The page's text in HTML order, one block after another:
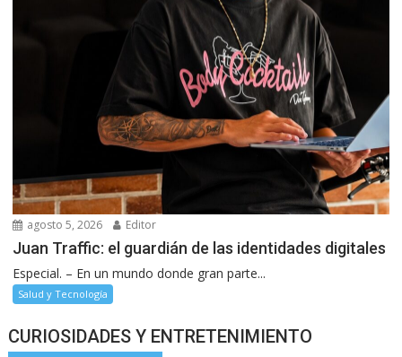
agosto 5, 2026 Editor
Juan Traffic: el guardián de las identidades digitales
Especial. – En un mundo donde gran parte...
Salud y Tecnología
CURIOSIDADES Y ENTRETENIMIENTO